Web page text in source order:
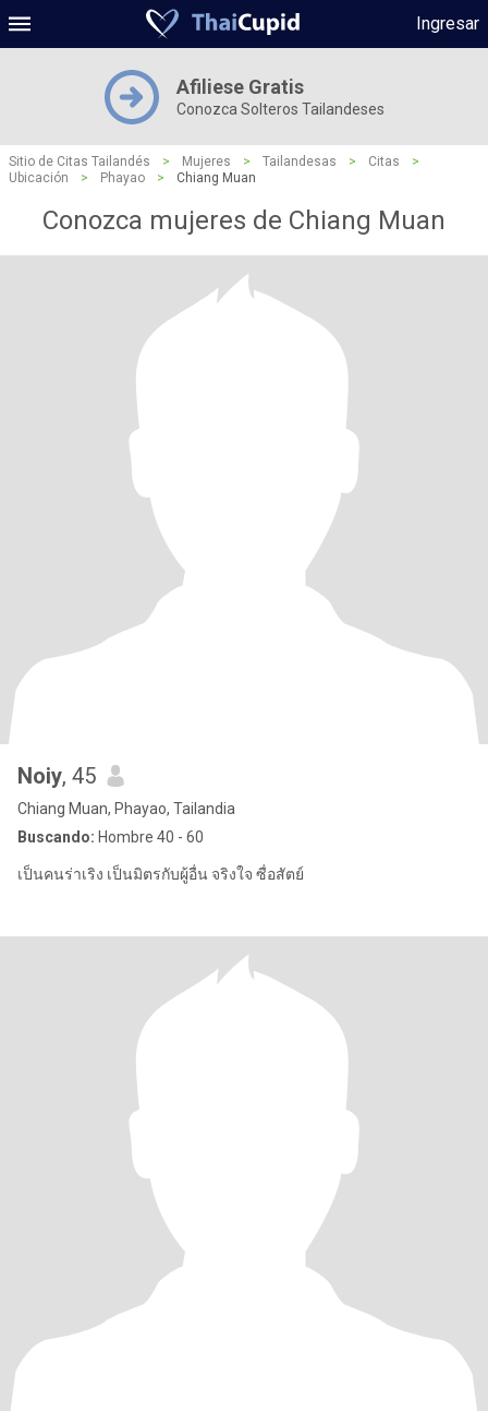
Ingresar
Afiliese Gratis
Conozca Solteros Tailandeses
Sitio de Citas Tailandés > Mujeres > Tailandesas > Citas
>
Ubicación
> Phayao > Chiang Muan
Conozca mujeres de Chiang Muan
Noiy, 45
Chiang Muan, Phayao, Tailandia
Buscando: Hombre 40 - 60
เป็นคนร่าเริง เป็นมิตรกับผู้อื่น จริงใจ ซื่อสัตย์